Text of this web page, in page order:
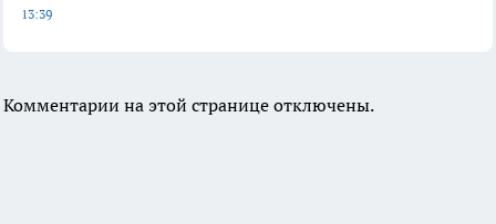
13:39
Комментарии на этой странице отключены.